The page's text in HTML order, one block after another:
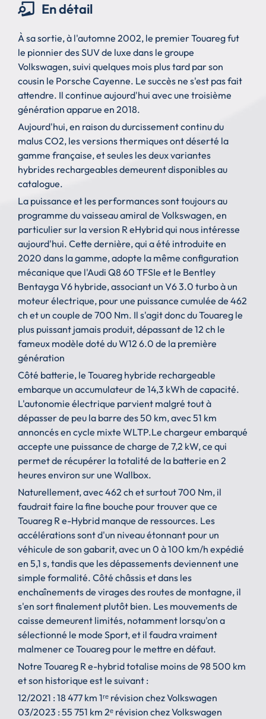
En détail
À sa sortie, à l'automne 2002, le premier Touareg fut
le pionnier des SUV de luxe dans le groupe
Volkswagen, suivi quelques mois plus tard par son
cousin le Porsche Cayenne. Le succès ne s'est pas fait
attendre. Il continue aujourd'hui avec une troisième
génération apparue en 2018.
Aujourd'hui, en raison du durcissement continu du
malus CO2, les versions thermiques ont déserté la
gamme française, et seules les deux variantes
hybrides rechargeables demeurent disponibles au
catalogue.
La puissance et les performances sont toujours au
programme du vaisseau amiral de Volkswagen, en
particulier sur la version R eHybrid qui nous intéresse
aujourd'hui. Cette dernière, qui a été introduite en
2020 dans la gamme, adopte la même configuration
mécanique que l'Audi Q8 60 TFSIe et le Bentley
Bentayga V6 hybride, associant un V6 3.0 turbo à un
moteur électrique, pour une puissance cumulée de 462
ch et un couple de 700 Nm. Il s'agit donc du Touareg le
plus puissant jamais produit, dépassant de 12 ch le
fameux modèle doté du W12 6.0 de la première
génération
Côté batterie, le Touareg hybride rechargeable
embarque un accumulateur de 14,3 kWh de capacité.
L'autonomie électrique parvient malgré tout à
dépasser de peu la barre des 50 km, avec 51 km
annoncés en cycle mixte WLTP.Le chargeur embarqué
accepte une puissance de charge de 7,2 kW, ce qui
permet de récupérer la totalité de la batterie en 2
heures environ sur une Wallbox.
Naturellement, avec 462 ch et surtout 700 Nm, il
faudrait faire la fine bouche pour trouver que ce
Touareg R e-Hybrid manque de ressources. Les
accélérations sont d'un niveau étonnant pour un
véhicule de son gabarit, avec un 0 à 100 km/h expédié
en 5,1 s, tandis que les dépassements deviennent une
simple formalité. Côté châssis et dans les
enchaînements de virages des routes de montagne, il
s'en sort finalement plutôt bien. Les mouvements de
caisse demeurent limités, notamment lorsqu'on a
sélectionné le mode Sport, et il faudra vraiment
malmener ce Touareg pour le mettre en défaut.
Notre Touareg R e-hybrid totalise moins de 98 500 km
et son historique est le suivant :
12/2021 : 18 477 km 1ʳᵉ révision chez Volkswagen
03/2023 : 55 751 km 2ᵉ révision chez Volkswagen